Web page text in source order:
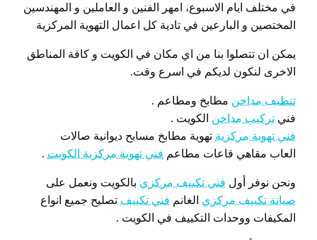
في مختلف ايام الاسبوع، امهر الفنين و العاملين و المهندسين
المختصين و البارعين في تادية كل اعمال التهوية المركزية
يمكن ان تتصلوا بنا من اي مكان في الكويت و كافة المناطق
الاخرى لنكون لديكم في اسرع وقت.
تنظيف مداخن مطابخ ومطاعم .
فني تركيب مداخن الكويت .
فني تهوية مركزية تهوية مطابخ مسابح ديوانية صالات
العاب مقاهي قاعات مطاعم فني تهوية مركزية الكويت .
ونحن نوفر أول فني تكييف مركزي بالكويت ونعمل على
صيانة تكييف مركزي الغانم فني تكييف تصليح جميع انواع
المكيفات ووحدات التكييف في الكويت .